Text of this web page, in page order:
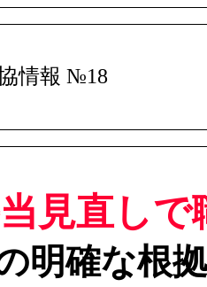
情報 №18
見直しで
明確な根